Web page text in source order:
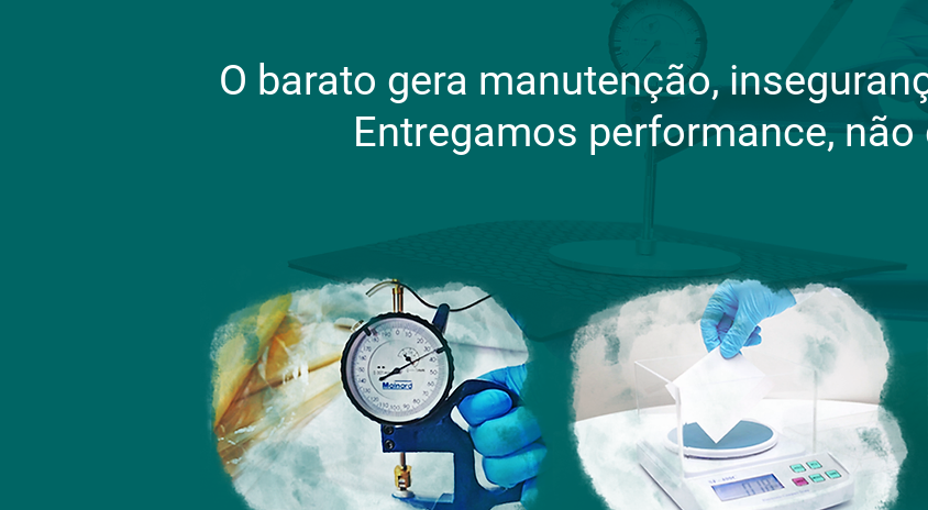
O barato gera manutenção,
Entregamos performance, não
Espessura Gramatura